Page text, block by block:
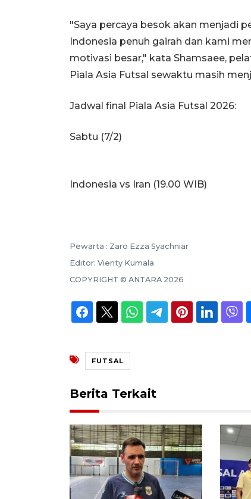
"Saya percaya besok akan menjadi
Indonesia penuh gairah dan kami
motivasi besar," kata Shamsaee,
Piala Asia Futsal sewaktu masih
Jadwal final Piala Asia Futsal 2026:
Sabtu (7/2)
Indonesia vs Iran (19.00 WIB)
Pewarta : Zaro Ezza Syachniar
Editor: Vienty Kumala
COPYRIGHT © ANTARA 2026
FUTSAL
Berita Terkait